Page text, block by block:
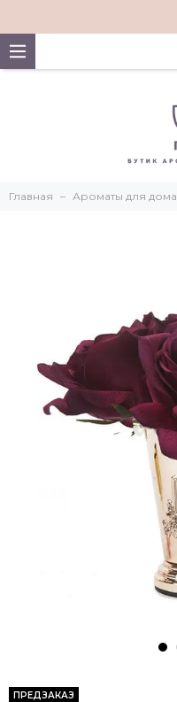
Главная Ароматы для дома
ПРЕДЗАКАЗ